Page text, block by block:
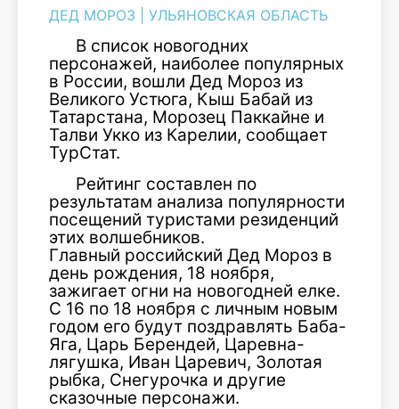
ДЕД МОРОЗ УЛЬЯНОВСКАЯ ОБЛАСТЬ
В список новогодних
персонажей, наиболее популярных
в России, вошли Дед Мороз из
Великого Устюга, Кыш Бабай из
Татарстана, Морозец Паккайне и
Талви Укко из Карелии, сообщает
ТурСтат.
Рейтинг составлен по
результатам анализа популярности
посещений туристами резиденций
этих волшебников.
Главный российский Дед Мороз в
день рождения, 18 ноября,
зажигает огни на новогодней елке.
С 16 по 18 ноября с личным новым
годом его будут поздравлять Баба-
Яга, Царь Берендей, Царевна-
лягушка, Иван Царевич, Золотая
рыбка, Снегурочка и другие
сказочные персонажи.